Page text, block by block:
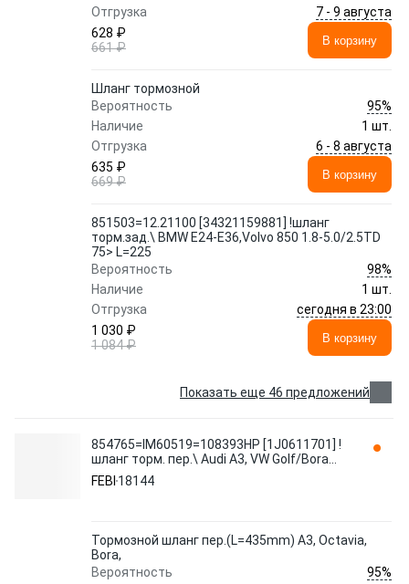
Отгрузка
7 - 9 августа
628 ₽
661 ₽
В корзину
Шланг тормозной
Вероятность
95%
Наличие
1 шт.
Отгрузка
6 - 8 августа
635 ₽
669 ₽
В корзину
851503=12.21100 [34321159881] !шланг
торм.зад.\ BMW E24-E36,Volvo 850 1.8-5.0/2.5TD
75> L=225
Вероятность
98%
Наличие
1 шт.
Отгрузка
сегодня в 23:00
1 030 ₽
1 084 ₽
В корзину
Показать еще 46 предложений
854765=IM60519=108393HP [1J0611701] !
шланг торм. пер.\ Audi A3, VW Golf/Bora
1.4-1.9TDi 96> 18144 FEBI
FEBI 18144
Тормозной шланг пер.(L=435mm) A3, Octavia,
Bora,
Вероятность
95%